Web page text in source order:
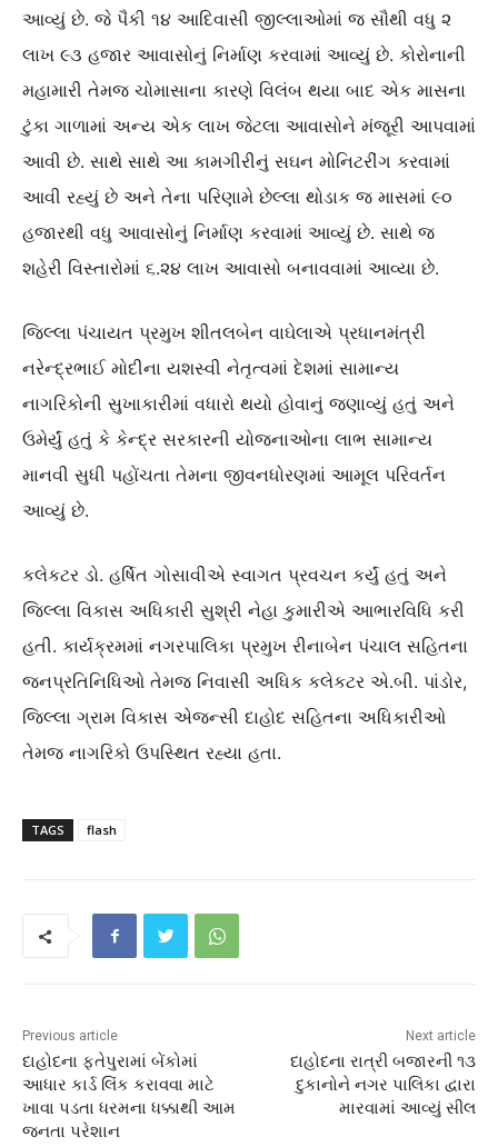
આવ્યું છે. જે પૈકી ૧૪ આદિવાસી જીલ્લાઓમાં જ સૌથી વધુ ૨
લાખ ૯૩ હજાર આવાસોનું નિર્માણ કરવામાં આવ્યું છે. કોરોનાની
મહામારી તેમજ ચોમાસાના કારણે વિલંબ થયા બાદ એક માસના
ટુંકા ગાળામાં અન્ય એક લાખ જેટલા આવાસોને મંજૂરી આપવામાં
આવી છે. સાથે સાથે આ કામગીરીનું સઘન મોનિટરીંગ કરવામાં
આવી રહ્યું છે અને તેના પરિણામે છેલ્લા થોડાક જ માસમાં ૯૦
હજારથી વધુ આવાસોનું નિર્માણ કરવામાં આવ્યું છે. સાથે જ
શહેરી વિસ્તારોમાં ૬.૨૪ લાખ આવાસો બનાવવામાં આવ્યા છે.
જિલ્લા પંચાયત પ્રમુખ શીતલબેન વાઘેલાએ પ્રધાનમંત્રી
નરેન્દ્રભાઈ મોદીના યશસ્વી નેતૃત્વમાં દેશમાં સામાન્ય
નાગરિકોની સુખાકારીમાં વધારો થયો હોવાનું જણાવ્યું હતું અને
ઉમેર્યું હતું કે કેન્દ્ર સરકારની યોજનાઓના લાભ સામાન્ય
માનવી સુધી પહોંચતા તેમના જીવનધોરણમાં આમૂલ પરિવર્તન
આવ્યું છે.
કલેકટર ડો. હર્ષિત ગોસાવીએ સ્વાગત પ્રવચન કર્યું હતું અને
જિલ્લા વિકાસ અધિકારી સુશ્રી નેહા કુમારીએ આભારવિધિ કરી
હતી. કાર્યક્રમમાં નગરપાલિકા પ્રમુખ રીનાબેન પંચાલ સહિતના
જનપ્રતિનિધિઓ તેમજ નિવાસી અધિક કલેકટર એ.બી. પાંડોર,
જિલ્લા ગ્રામ વિકાસ એજન્સી દાહોદ સહિતના અધિકારીઓ
તેમજ નાગરિકો ઉપસ્થિત રહ્યા હતા.
TAGS flash
Previous article
દાહોદના ફતેપુરામાં બેંકોમાં
આધાર કાર્ડ લિંક કરાવવા માટે
ખાવા પડતા ધરમના ધક્કાથી આમ
જનતા પરેશાન
Next article
દાહોદના રાત્રી બજારની ૧૩
દુકાનોને નગર પાલિકા દ્વારા
મારવામાં આવ્યું સીલ